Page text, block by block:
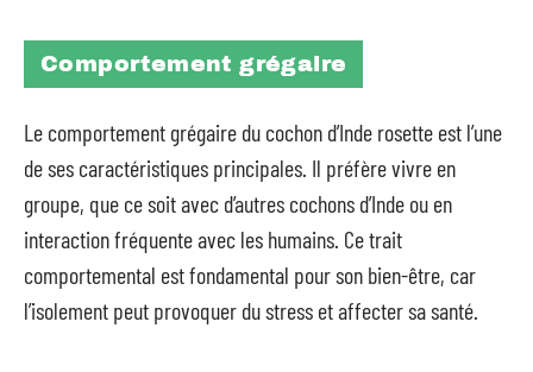
Comportement grégaire
Le comportement grégaire du cochon d’Inde rosette est l’une
de ses caractéristiques principales. Il préfère vivre en
groupe, que ce soit avec d’autres cochons d’Inde ou en
interaction fréquente avec les humains. Ce trait
comportemental est fondamental pour son bien-être, car
l’isolement peut provoquer du stress et affecter sa santé.